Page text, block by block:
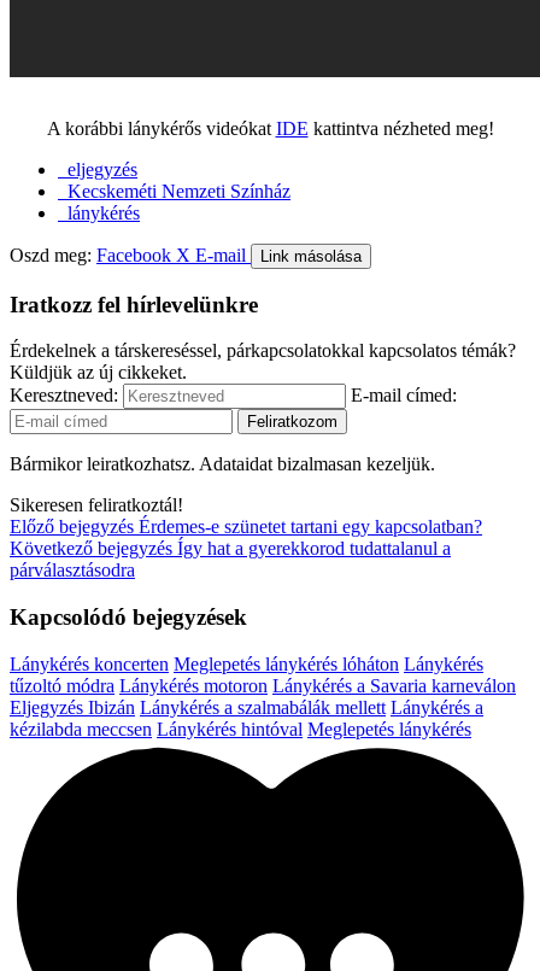
A korábbi lánykérős videókat IDE kattintva nézheted meg!
eljegyzés
Kecskeméti Nemzeti Színház
lánykérés
Oszd meg: Facebook X E-mail Link másolása
Iratkozz fel hírlevelünkre
Érdekelnek a társkereséssel, párkapcsolatokkal kapcsolatos témák?
Küldjük az új cikkeket.
Keresztneved:
E-mail címed:
Bármikor leiratkozhatsz. Adataidat bizalmasan kezeljük.
Sikeresen feliratkoztál!
Előző bejegyzés Érdemes-e szünetet tartani egy kapcsolatban?
Következő bejegyzés Így hat a gyerekkorod tudattalanul a
párválasztásodra
Kapcsolódó bejegyzések
Lánykérés koncerten Meglepetés lánykérés lóháton Lánykérés
tűzoltó módra Lánykérés motoron Lánykérés a Savaria karneválon
Eljegyzés Ibizán Lánykérés a szalmabálák mellett Lánykérés a
kézilabda meccsen Lánykérés hintóval Meglepetés lánykérés